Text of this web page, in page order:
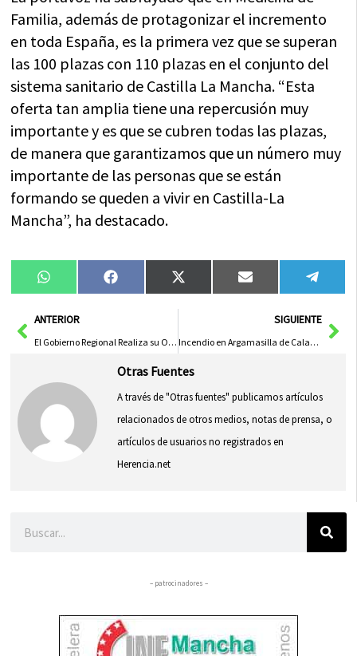
Familia, además de protagonizar el incremento
en toda España, es la primera vez que se superan
las 100 plazas con 110 plazas en el conjunto del
sistema sanitario de Castilla La Mancha. “Esta
oferta tan amplia tiene una repercusión muy
importante y es que se cubren todas las plazas,
de manera que garantizamos que un número muy
importante de las personas que se están
formando se queden a vivir en Castilla-La
Mancha”, ha destacado.
Compartir
en
WhatsAppCompartir
en
FacebookCompartir
en
X
(Twitter)
Compartir
en
Email
en
AntANTERIOR
El Gobierno Regional Realiza su Octava Intervención en Seguridad Vial en Albacete
SIGUIENTE
Incendio en Argamasilla de Calatrava escala a nivel 1 por riesgo de afectación a infraestructuras
Otras Fuentes
A través de "Otras fuentes" publicamos artículos
relacionados de otros medios, notas de prensa, o
artículos de usuarios no registrados en
Herencia.net
– patrocinadores –